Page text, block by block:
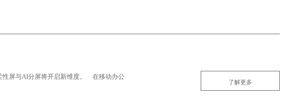
性屏与AI分屏将开启新维度。 在移动办公
了解更多